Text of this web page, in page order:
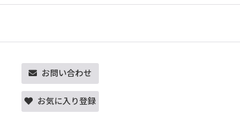
お問い合わせ
お気に入り登録